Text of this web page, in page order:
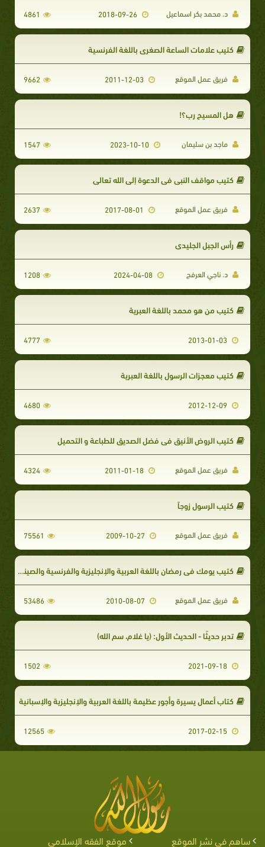
د. محمد بكر اسماعيل 4861
كتيب علامات الساعة الصغرى باللغة الفرنسية
فريق عمل الموقع 9662
هل المسيح رب؟!
ماجد بن سليمان 2023-10-10
1547
كتيب مواقف النبي في الدعوة إلى الله تعالى
فريق عمل الموقع 2637
رأس الجبل الجليدي
د. ناجي العرفج 2024-04-08
1208
كتيب من هو محمد باللغة العبرية
4777
كتيب معجزات الرسول باللغة العبرية
4680
كتيب الروض الأنيق في فضل الصديق للطباعة و التحميل
فريق عمل الموقع 4324
كتيب الرسول زوجاً
فريق عمل الموقع 75561
كتيب يومك في رمضان باللغة العربية والإنجليزية والفرنسية والصينية والألمانية والإيطالية
فريق عمل الموقع 53486
تدبر حديثًا - الحديث الأول: (يا غلام، سم الله)
1502
كتاب أعمال يسيرة وأجور عظيمة باللغة العربية والإنجليزية والإسبانية
12565
ساهم في نشر الموقع موقع الفقه الإسلامي